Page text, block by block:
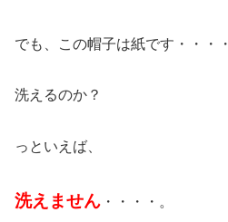
でも、この帽子は紙です・・・・
洗えるのか？
っといえば、
洗えません ・・・・。